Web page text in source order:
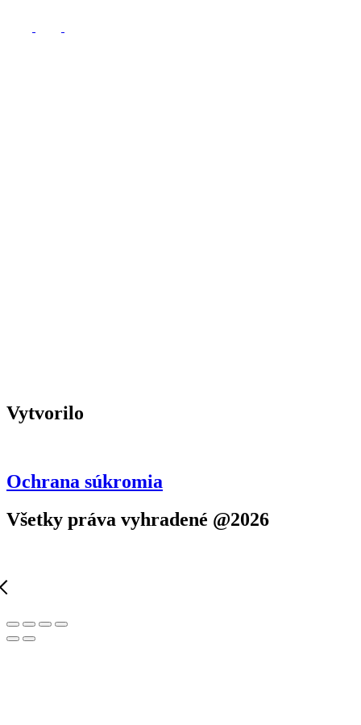
Vytvorilo
Ochrana súkromia
Všetky práva vyhradené @2026